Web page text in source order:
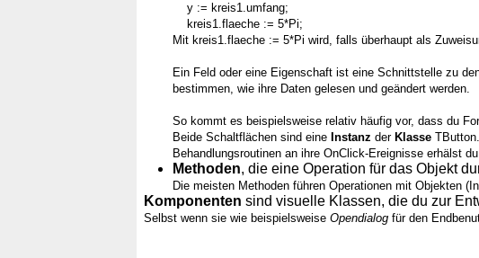
y := kreis1.umfang;
kreis1.flaeche := 5*Pi;
Mit kreis1.flaeche := 5*Pi wird, falls überhaupt als
Ein Feld oder eine Eigenschaft ist eine Schnittstelle zu
bestimmen, wie ihre Daten gelesen und geändert werden.
So kommt es beispielsweise relativ häufig vor, dass du
Beide Schaltflächen sind eine Instanz der Klasse
Behandlungsroutinen an ihre OnClick-Ereignisse erhälst
Methoden, die eine Operation für das Objekt
Die meisten Methoden führen Operationen mit Objekten
Komponenten sind visuelle Klassen, die du zur
Selbst wenn sie wie beispielsweise Opendialog für den